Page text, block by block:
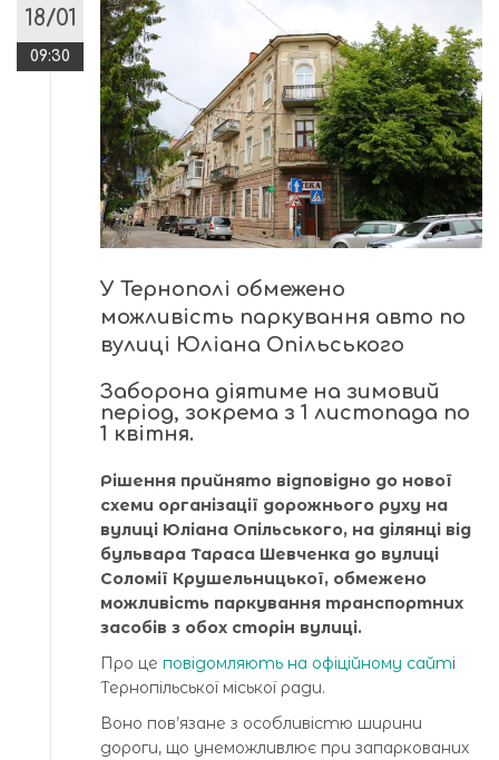
content
18/01
09:30
У Тернополі обмежено
можливість паркування авто по
вулиці Юліана Опільського
Заборона діятиме на зимовий
період, зокрема з 1 листопада по
1 квітня.
Рішення прийнято відповідно до нової
схеми організації дорожнього руху на
вулиці Юліана Опільського, на ділянці від
бульвара Тараса Шевченка до вулиці
Соломії Крушельницької, обмежено
можливість паркування транспортних
засобів з обох сторін вулиці.
Про це повідомляють на офіційному сайті
Тернопільської міської ради.
Воно пов’язане з особливістю ширини
дороги, що унеможливлює при запаркованих